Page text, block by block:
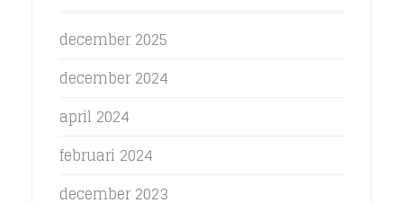
december 2025
december 2024
april 2024
februari 2024
december 2023